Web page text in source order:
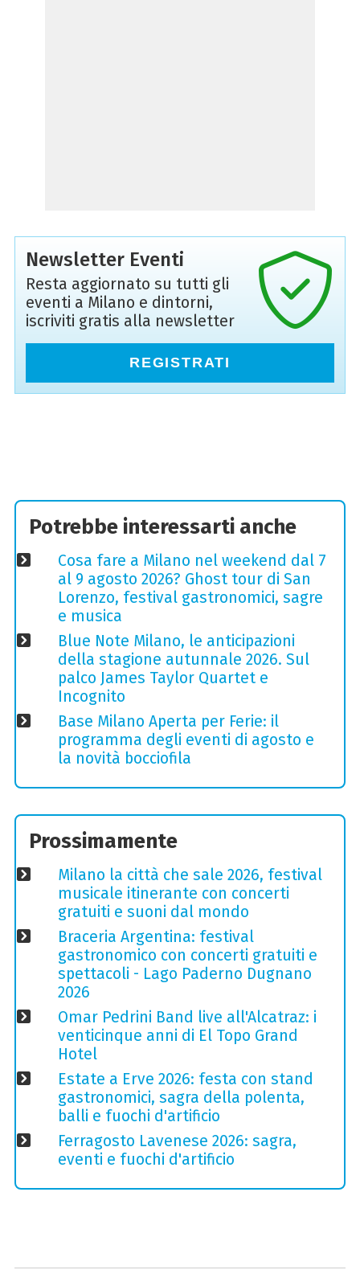
Newsletter Eventi
Resta aggiornato su tutti gli
eventi a Milano e dintorni,
iscriviti gratis alla newsletter
REGISTRATI
Potrebbe interessarti anche
Cosa fare a Milano nel weekend dal 7
al 9 agosto 2026? Ghost tour di San
Lorenzo, festival gastronomici, sagre
e musica
Blue Note Milano, le anticipazioni
della stagione autunnale 2026. Sul
palco James Taylor Quartet e
Incognito
Base Milano Aperta per Ferie: il
programma degli eventi di agosto e
la novità bocciofila
Prossimamente
Milano la città che sale 2026, festival
musicale itinerante con concerti
gratuiti e suoni dal mondo
Braceria Argentina: festival
gastronomico con concerti gratuiti e
spettacoli - Lago Paderno Dugnano
2026
Omar Pedrini Band live all'Alcatraz: i
venticinque anni di El Topo Grand
Hotel
Estate a Erve 2026: festa con stand
gastronomici, sagra della polenta,
balli e fuochi d'artificio
Ferragosto Lavenese 2026: sagra,
eventi e fuochi d'artificio